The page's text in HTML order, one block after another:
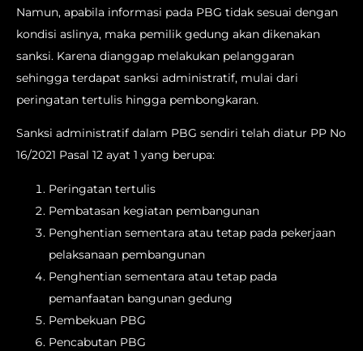
Namun, apabila informasi pada PBG tidak sesuai dengan
kondisi aslinya, maka pemilik gedung akan dikenakan
sanksi. Karena dianggap melakukan pelanggaran
sehingga terdapat sanksi administratif, mulai dari
peringatan tertulis hingga pembongkaran.
Sanksi administratif dalam PBG sendiri telah diatur PP No
16/2021 Pasal 12 ayat 1 yang berupa:
Peringatan tertulis
Pembatasan kegiatan pembangunan
Penghentian sementara atau tetap pada pekerjaan
pelaksanaan pembangunan
Penghentian sementara atau tetap pada
pemanfaatan bangunan gedung
Pembekuan PBG
Pencabutan PBG